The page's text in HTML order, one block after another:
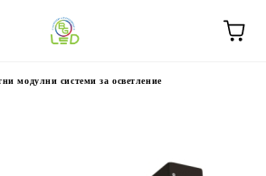
модулни системи за осветление